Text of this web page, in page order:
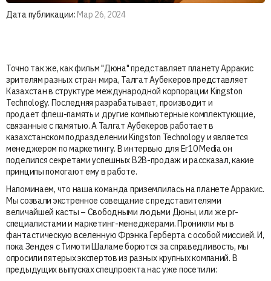
Дата публикации: Мар 26, 2024
Точно так же, как фильм "Дюна" представляет планету Арракис
зрителям разных стран мира, Талгат Аубекеров представляет
Казахстан в структуре международной корпорации Kingston
Technology. Последняя разрабатывает, производит и
продает флеш-память и другие компьютерные комплектующие,
связанные с памятью. А Талгат Аубекеров работает в
казахстанском подразделении Kingston Technology и является
менеджером по маркетингу. В интервью для Er10 Media он
поделился секретами успешных B2B-продаж и рассказал, какие
принципы помогают ему в работе.
Напоминаем, что наша команда приземлилась на планете Арракис.
Мы созвали экстренное совещание с представителями
величайшей касты – Свободными людьми Дюны, или же pr-
специалистами и маркетинг-менеджерами. Проникли мы в
фантастическую вселенную Фрэнка Герберта с особой миссией. И,
пока Зендея с Тимоти Шаламе борются за справедливость, мы
опросили пятерых экспертов из разных крупных компаний. В
предыдущих выпусках спецпроекта нас уже посетили: